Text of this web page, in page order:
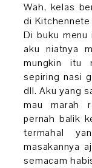
Wah, kelas
di
Di buku menu
aku niatnya
mungkin itu
sepiring nasi
dll. Aku yang
mau marah
pernah balik
termahal
masakannya
semacam